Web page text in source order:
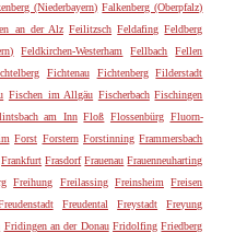
(Niederbayern) Falkenberg (Oberpfalz)
an der Alz Feilitzsch Feldafing Feldberg
Feldkirchen-Westerham Fellbach
Fellen
Fichtenau Fichtenberg
Filderstadt
Fischen im Allgäu Fischerbach Fischingen
am Inn Floß Flossenbürg Fluorn-
Forst Forstern Forstinning Frammersbach
Frankfurt Frasdorf Frauenau Frauenneuharting
Freihung Freilassing Freinsheim
Freisen
Freudental Freystadt
Freyung
Fridingen an der Donau Fridolfing Friedberg